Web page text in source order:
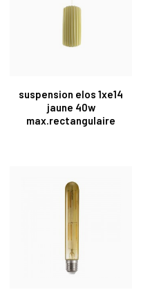
suspension elos 1xe14
jaune 40w
max.rectangulaire